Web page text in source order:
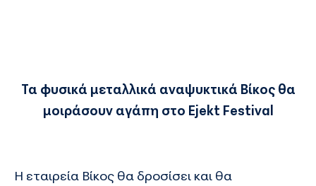
Τα φυσικά μεταλλικά αναψυκτικά Βίκος θα
μοιράσουν αγάπη στο Ejekt Festival
Η εταιρεία Βίκος θα δροσίσει και θα